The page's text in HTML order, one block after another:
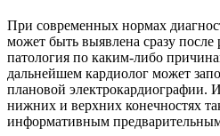
При современных нормах
может быть выявлена сразу
патология по каким-либо
дальнейшем кардиолог может
плановой электрокардиографии.
нижних и верхних конечностях
информативным